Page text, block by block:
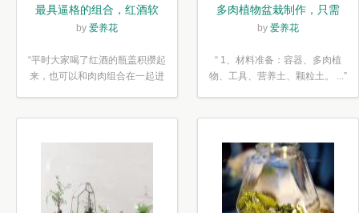
最具逼格的组合，红酒软
木塞diy多肉植物盆栽
by 爱养花
“平时大家喝了红酒的瓶盖积攒起
来，也可以和肉肉组合在一起进
多肉植物盆栽制作，只需
简单6步
by 爱养花
“ 1、材料准备：容器、多肉植
物、工具、营养土、颗粒土。 ...”